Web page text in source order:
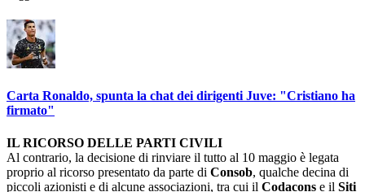
Carta Ronaldo, spunta la chat dei dirigenti Juve: "Cristiano ha
firmato"
IL RICORSO DELLE PARTI CIVILI
Al contrario, la decisione di rinviare il tutto al 10 maggio è legata
proprio al ricorso presentato da parte di Consob, qualche decina di
piccoli azionisti e di alcune associazioni, tra cui il Codacons e il Siti